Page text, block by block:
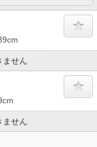
ません
ません